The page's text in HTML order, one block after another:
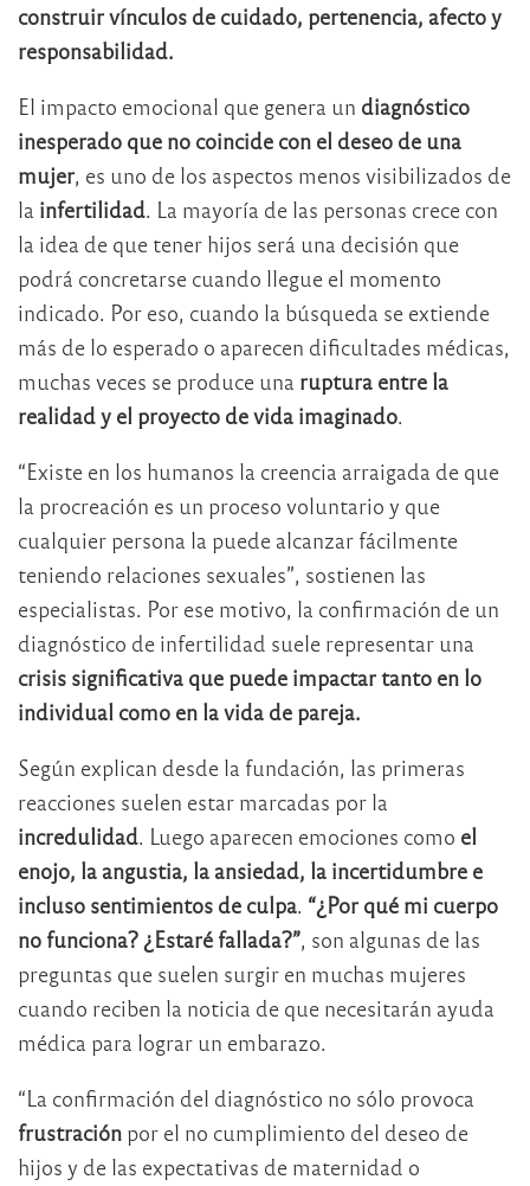
construir vínculos de cuidado, pertenencia, afecto y
responsabilidad.
El impacto emocional que genera un diagnóstico
inesperado que no coincide con el deseo de una
mujer, es uno de los aspectos menos visibilizados de
la infertilidad. La mayoría de las personas crece con
la idea de que tener hijos será una decisión que
podrá concretarse cuando llegue el momento
indicado. Por eso, cuando la búsqueda se extiende
más de lo esperado o aparecen dificultades médicas,
muchas veces se produce una ruptura entre la
realidad y el proyecto de vida imaginado.
“Existe en los humanos la creencia arraigada de que
la procreación es un proceso voluntario y que
cualquier persona la puede alcanzar fácilmente
teniendo relaciones sexuales”, sostienen las
especialistas. Por ese motivo, la confirmación de un
diagnóstico de infertilidad suele representar una
crisis significativa que puede impactar tanto en lo
individual como en la vida de pareja.
Según explican desde la fundación, las primeras
reacciones suelen estar marcadas por la
incredulidad. Luego aparecen emociones como el
enojo, la angustia, la ansiedad, la incertidumbre e
incluso sentimientos de culpa. “¿Por qué mi cuerpo
no funciona? ¿Estaré fallada?”, son algunas de las
preguntas que suelen surgir en muchas mujeres
cuando reciben la noticia de que necesitarán ayuda
médica para lograr un embarazo.
“La confirmación del diagnóstico no sólo provoca
frustración por el no cumplimiento del deseo de
hijos y de las expectativas de maternidad o